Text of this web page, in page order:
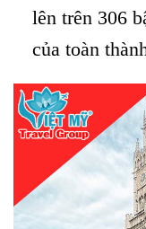
lên trên 306
của toàn